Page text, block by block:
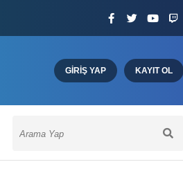
GIRIŞ YAP KAYIT OL